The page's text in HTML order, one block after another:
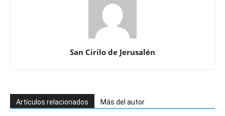
San Cirilo de Jerusalén
Artículos relacionados Más del autor